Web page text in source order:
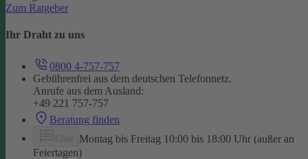
Zum Ratgeber
Ihr Draht zu uns
0800 4-757-757
Gebührenfrei aus dem deutschen Telefonnetz.
Anrufe aus dem Ausland:
+49 221 757-757
Beratung finden
Montag bis Freitag 10:00 bis 18:00 Uhr (außer an
Feiertagen)